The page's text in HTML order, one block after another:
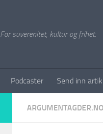
For suverenitet, kultur og frihet.
Podcaster Send inn
ARGUMENTAGDER.NO